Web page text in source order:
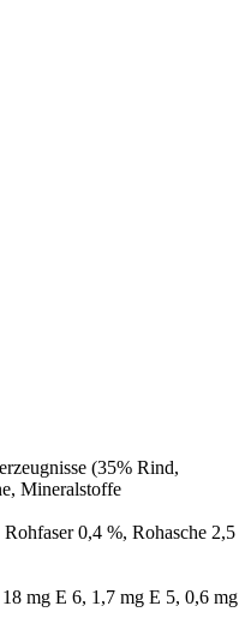
(35% Rind,
Mineralstoffe
0,4 %, Rohasche 2,5
mg E 6, 1,7 mg E 5, 0,6 mg